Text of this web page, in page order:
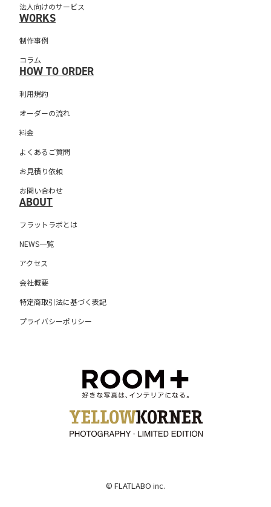
法人向けのサービス
WORKS
制作事例
コラム
HOW TO ORDER
利用規約
オーダーの流れ
料金
よくあるご質問
お見積り依頼
お問い合わせ
ABOUT
フラットラボとは
NEWS一覧
アクセス
会社概要
特定商取引法に基づく表記
プライバシーポリシー
© FLATLABO inc.